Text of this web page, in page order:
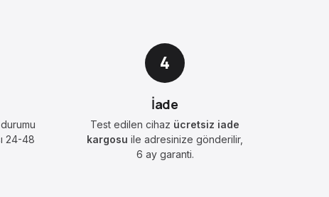
24-48
4
İade
Test edilen cihaz ücretsiz iade
kargosu ile adresinize gönderilir,
6 ay garanti.